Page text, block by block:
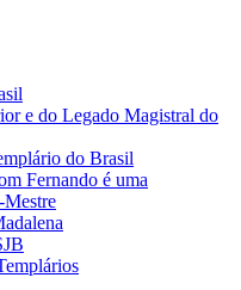
e do Legado Magistral do
do Brasil
Fernando é uma
Mestre